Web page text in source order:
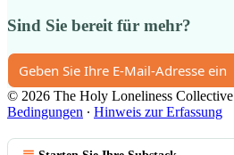
Sind Sie bereit für mehr?
© 2026 The Holy Loneliness Collective
Bedingungen ∙ Hinweis zur Erfassung